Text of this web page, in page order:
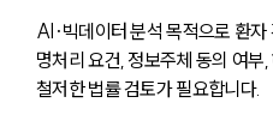
AI·빅데이터 분석 목적으로 환
명처리 요건, 정보주체 동의 여
철저한 법률 검토가 필요합니다.